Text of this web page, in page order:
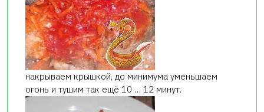
накрываем крышкой, до минимума уменьшаем
огонь и тушим так ещё 10 … 12 минут.